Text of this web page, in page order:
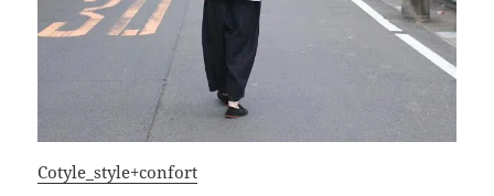
Cotyle_style+confort